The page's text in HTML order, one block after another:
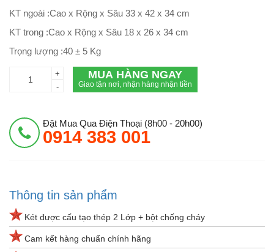
KT ngoài :Cao x Rộng x Sâu 33 x 42 x 34 cm
KT trong :Cao x Rộng x Sâu 18 x 26 x 34 cm
Trọng lượng :40 ± 5 Kg
+
-
MUA HÀNG NGAY
Giao tận nơi, nhận hàng nhận tiền
Đặt Mua Qua Điện Thoại (8h00 - 20h00)
0914 383 001
Thông tin sản phẩm
Két được cấu tạo thép 2 Lớp + bột chống cháy
Cam kết hàng chuẩn chính hãng